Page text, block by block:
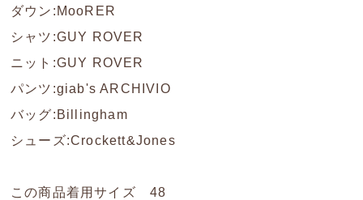
ダウン:MooRER
シャツ:GUY ROVER
ニット:GUY ROVER
パンツ:giab's ARCHIVIO
バッグ:Billingham
シューズ:Crockett&Jones
この商品着用サイズ 48